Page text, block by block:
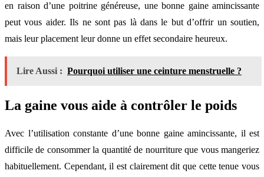
en raison d’une poitrine généreuse, une bonne gaine amincissante
peut vous aider. Ils ne sont pas là dans le but d’offrir un soutien,
mais leur placement leur donne un effet secondaire heureux.
Lire Aussi : Pourquoi utiliser une ceinture menstruelle ?
La gaine vous aide à contrôler le poids
Avec l’utilisation constante d’une bonne gaine amincissante, il est
difficile de consommer la quantité de nourriture que vous mangeriez
habituellement. Cependant, il est clairement dit que cette tenue vous